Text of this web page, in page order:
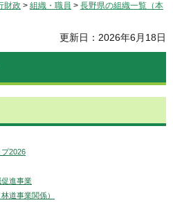
財政 > 組織・職員 > 長野県の組織一覧（本
更新日：2026年6月18日
2026
進事業
道事業関係）